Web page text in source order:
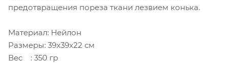
предотвращения пореза ткани лезвием конька.
Материал: Нейлон
Размеры: 39х39х22 см
Вес : 350 гр